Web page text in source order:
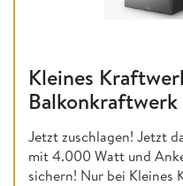
Kleines
Jetzt zuschlagen! Jetzt
mit 4.000 Watt und
sichern! Nur bei Kleines